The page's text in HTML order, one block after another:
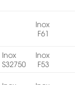
Inox
F61
Inox
S32750
Inox
F53